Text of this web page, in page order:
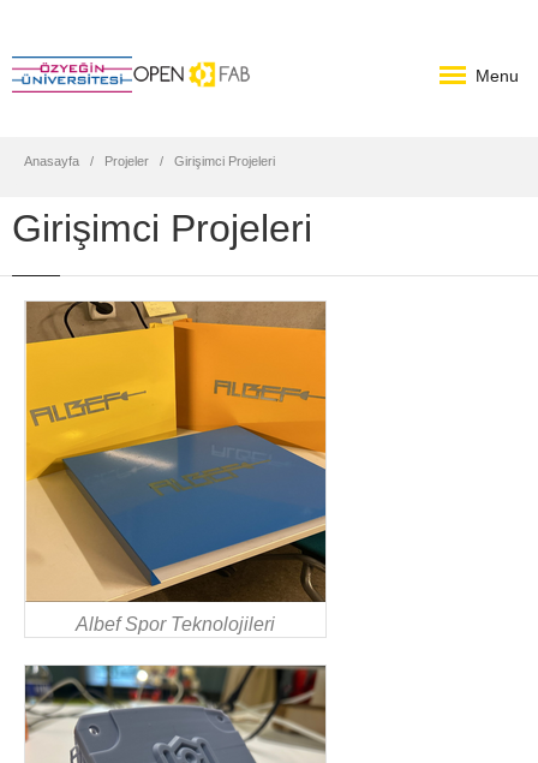
Menu
Anasayfa Projeler Girişimci Projeleri
Girişimci Projeleri
Albef Spor Teknolojileri